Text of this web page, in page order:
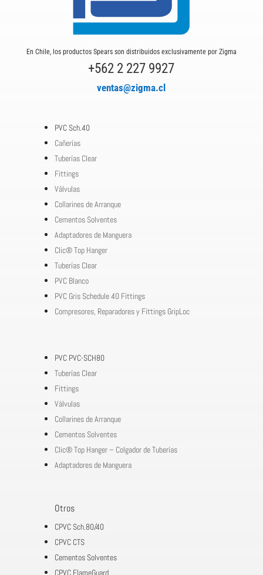
En Chile, los productos Spears son distribuidos exclusivamente por Zigma
+562 2 227 9927
ventas@zigma.cl
PVC Sch.40
Cañerías
Tuberías Clear
Fittings
Válvulas
Collarines de Arranque
Cementos Solventes
Adaptadores de Manguera
Clic® Top Hanger
Tuberías Clear
PVC Blanco
PVC Gris Schedule 40 Fittings
Compresores, Reparadores y Fittings GripLoc
PVC PVC-SCH80
Tuberías Clear
Fittings
Válvulas
Collarines de Arranque
Cementos Solventes
Clic® Top Hanger – Colgador de Tuberías
Adaptadores de Manguera
Otros
CPVC Sch.80/40
CPVC CTS
Cementos Solventes